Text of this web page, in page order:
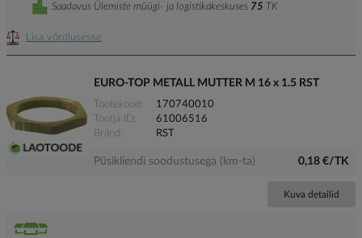
Lisa võrdlusesse
Saadavus Ülemiste müügi- ja logistikakeskuses 75 TK
EURO-TOP METALL MUTTER M 16 x 1.5 RST
Tootekood
170740010
Tootja ID
61006516
Bränd
RST
Püsikliendi soodustusega (km-ta) 0,18 €/TK
Kuva detailid